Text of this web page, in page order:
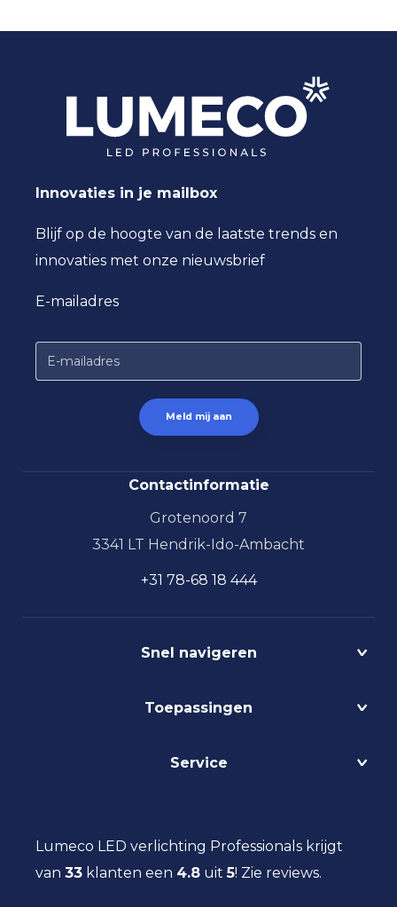
Innovaties in je mailbox
Blijf op de hoogte van de laatste trends en
innovaties met onze nieuwsbrief
E-mailadres
Contactinformatie
Grotenoord 7
3341 LT Hendrik-Ido-Ambacht
+31 78-68 18 444
Snel navigeren
Circulair
Lichtmanagement
Maatwerk
Social Return
Toepassingen
Kantoorverlichting
Projectverlichting
Scheepsverlichting
Service
Aanbestedingen
Eindgebruiker
Lumeco LED verlichting Professionals krijgt
van 33 klanten een 4.8 uit5! Zie reviews.